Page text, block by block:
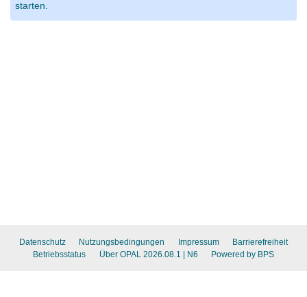
starten.
Datenschutz Nutzungsbedingungen Impressum
Barrierefreiheit
Betriebsstatus
Über OPAL 2026.08.1 | N6 Powered by BPS